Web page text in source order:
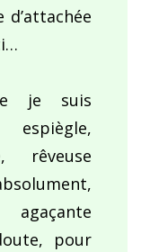
je suis
espiègle,
rêveuse
pour